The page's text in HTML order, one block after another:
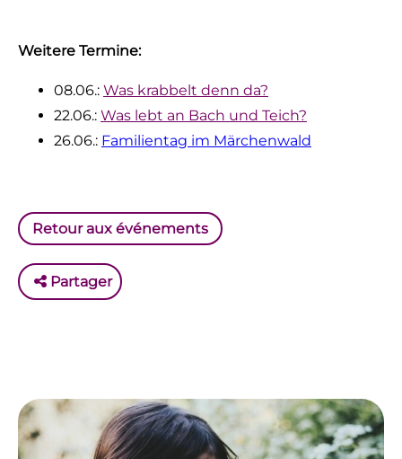
Weitere Termine:
08.06.: Was krabbelt denn da?
22.06.: Was lebt an Bach und Teich?
26.06.: Familientag im Märchenwald
Retour aux événements
Partager